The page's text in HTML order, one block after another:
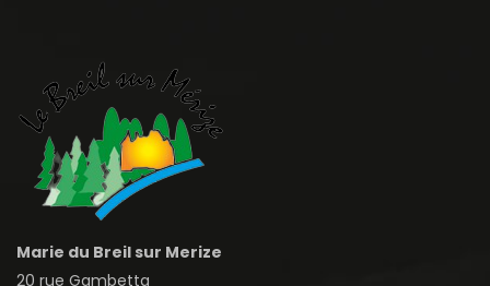
Marie du Breil sur Merize
20 rue Gambetta